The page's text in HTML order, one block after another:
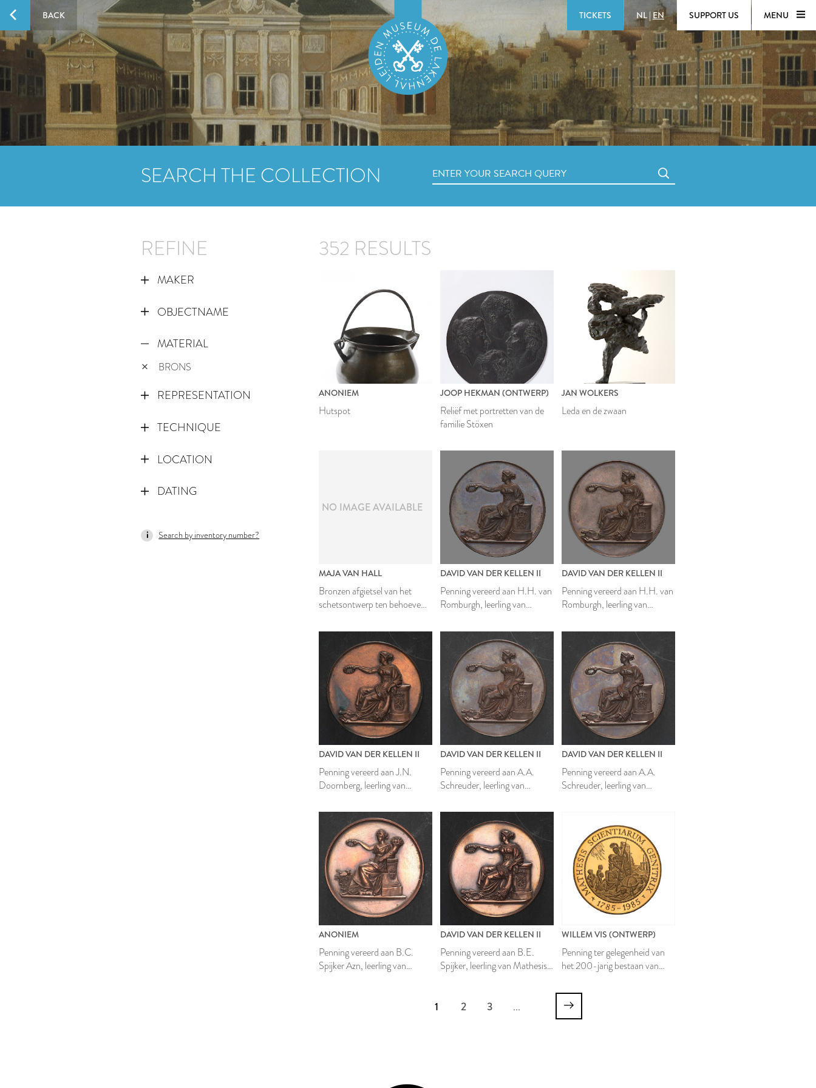
BACK TICKETS NL | EN SUPPORT US MENU
SEARCH THE COLLECTION
REFINE
MAKER
OBJECTNAME
MATERIAL
BRONS
REPRESENTATION
TECHNIQUE
LOCATION
DATING
Search by inventory number?
352 RESULTS
ANONIEM
Hutspot
JOOP HEKMAN (ONTWERP)
Reliëf met portretten van de
familie Stöxen
JAN WOLKERS
Leda en de zwaan
NO IMAGE AVAILABLE
MAJA VAN HALL
Bronzen afgietsel van het
schetsontwerp ten behoeve
het portret van Koning
Willem-Alexander voor het
stadhuis in Leiden
DAVID VAN DER KELLEN II
Penning vereerd aan H.H. van
Romburgh, leerling van
DAVID VAN DER KELLEN II
Penning vereerd aan H.H. van
Romburgh, leerling van
DAVID VAN DER KELLEN II
Penning vereerd aan J.N.
Doornberg, leerling van
DAVID VAN DER KELLEN II
Penning vereerd aan A.A.
Schreuder, leerling van
DAVID VAN DER KELLEN II
Penning vereerd aan A.A.
Schreuder, leerling van
ANONIEM
Penning vereerd aan B.C.
Spijker Azn, leerling van
DAVID VAN DER KELLEN II
Penning vereerd aan B.E.
Spijker, leerling van Mathesis
WILLEM VIS (ONTWERP)
Penning ter gelegenheid van
het 200-jarig bestaan van
1 2 3 ...